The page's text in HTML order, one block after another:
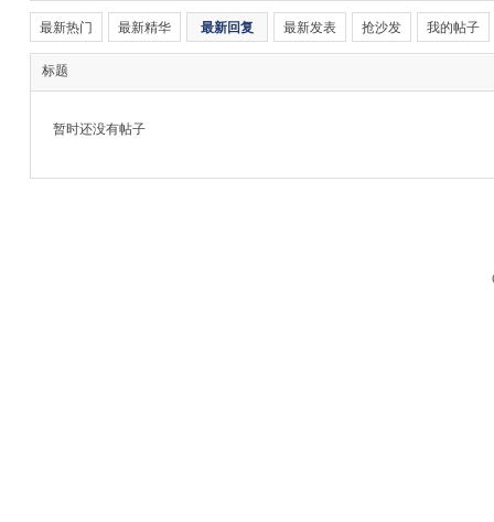
最新热门 最新精华 最新回复 最新发表 抢沙发 我的帖子
标题
暂时还没有帖子